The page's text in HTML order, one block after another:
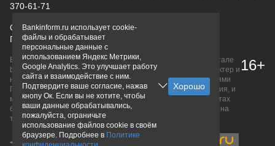
370-61-71
О проектеПолитика конфиденциальности
Правовая информацияДля рекламодателей
Вся информация о продуктах банков, размещенная на портале
bankinform.ru, носит исключительно ознакомительный характер и
не является публичной офертой, определяемой положениями
ГК РФ. Информация не содержит точного и полного описания, и
может быть изменена. Конечные условия уточняйте на сайтах
банков или при личном обращении. Исключительное право на
товарные знаки принадлежит их правообладателям.
16+
Bankinform.ru использует cookie-
файлы и обрабатывает
персональные данные с
использованием Яндекс Метрики,
Google Analytics. Это улучшает работу
сайта и взаимодействие с ним.
Подтвердите ваше согласие, нажав
кнопу Ок. Если вы не хотите, чтобы
ваши данные обрабатывались,
пожалуйста, ограничьте
использование файлов cookie в своём
браузере. Подробнее в Политике